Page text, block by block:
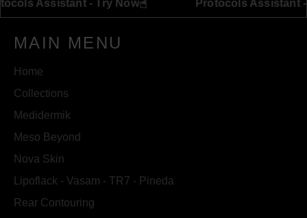
Protocols Assistant - Try Now Protocols
MAIN MENU
Home
Collections
Medidermik
Meso Beyond
Nova Skin
Lipoflack - Vasam - TR7 - Pineda
Rear Contouring